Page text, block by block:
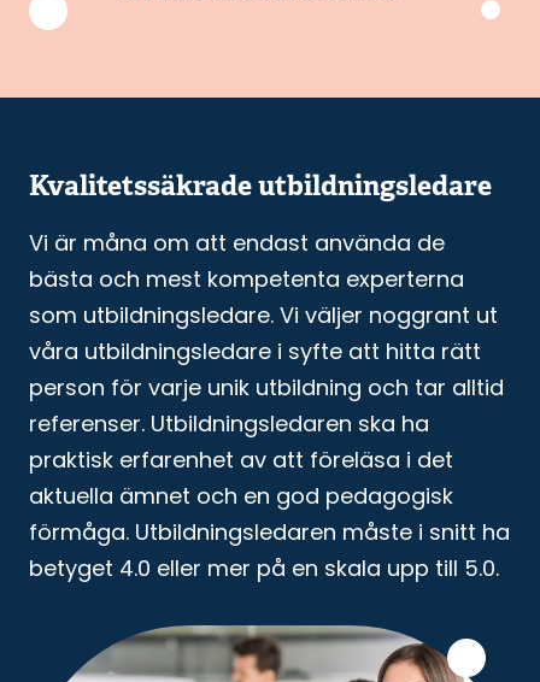
Kvalitetssäkrade utbildningsledare
Vi är måna om att endast använda de
bästa och mest kompetenta experterna
som utbildningsledare. Vi väljer noggrant ut
våra utbildningsledare i syfte att hitta rätt
person för varje unik utbildning och tar alltid
referenser. Utbildningsledaren ska ha
praktisk erfarenhet av att föreläsa i det
aktuella ämnet och en god pedagogisk
förmåga. Utbildningsledaren måste i snitt ha
betyget 4.0 eller mer på en skala upp till 5.0.